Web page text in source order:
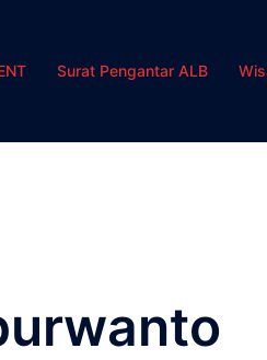
Surat Pengantar ALB